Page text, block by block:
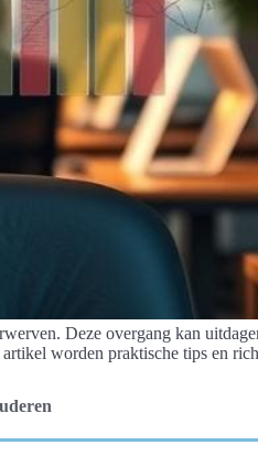
Deze overgang kan
worden praktische tips en